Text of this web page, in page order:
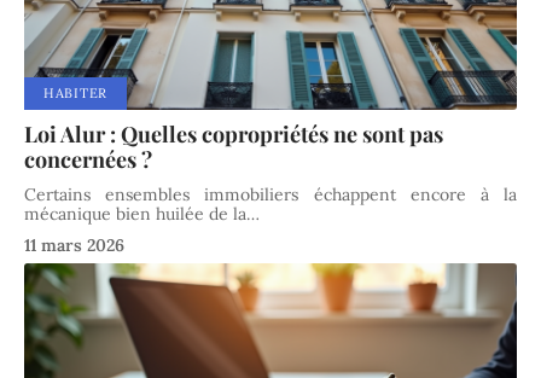
HABITER
Loi Alur : Quelles copropriétés ne sont pas
concernées ?
Certains ensembles immobiliers échappent encore à la
mécanique bien huilée de la…
11 mars 2026